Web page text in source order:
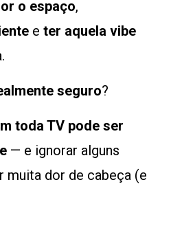
o espaço,
e ter aquela vibe
seguro?
toda TV pode ser
— e ignorar alguns
muita dor de cabeça (e